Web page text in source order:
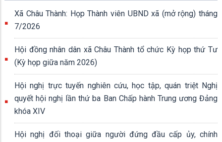
Xã Châu Thành: Họp Thành viên UBND xã (mở rộng) tháng
7/2026
Hội đồng nhân dân xã Châu Thành tổ chức Kỳ họp thứ Tư
(Kỳ họp giữa năm 2026)
Hội nghị trực tuyến nghiên cứu, học tập, quán triệt Nghị
quyết hội nghị lần thứ ba Ban Chấp hành Trung ương Đảng
khóa XIV
Hội nghị đối thoại giữa người đứng đầu cấp ủy, chính